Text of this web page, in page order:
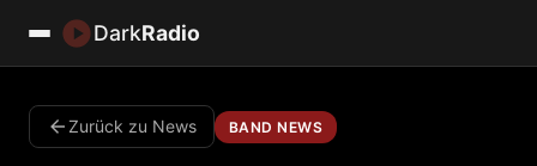
DarkRadio
Zurück zu News BAND NEWS